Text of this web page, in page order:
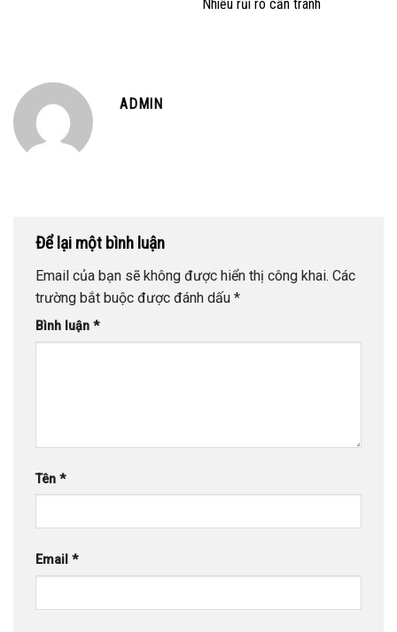
Nhiều rủi ro cần tránh
ADMIN
Để lại một bình luận
Email của bạn sẽ không được hiển thị công khai. Các
trường bắt buộc được đánh dấu *
Bình luận *
Tên *
Email *